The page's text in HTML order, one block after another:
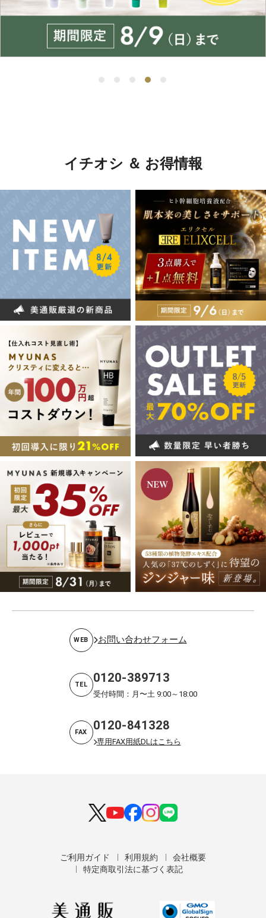
イチオシ ＆ お得情報
WEB お問い合わせフォーム
TEL 0120-389713
受付時間：月〜土 9:00～18:00
FAX 0120-841328
専用FAX用紙DLはこちら
ご利用ガイド 利用規約
会社概要
特定商取引法に基づく表記